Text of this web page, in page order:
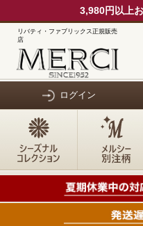
3,980円以上
リバティ・ファブリックス正規販売
店
ログイン